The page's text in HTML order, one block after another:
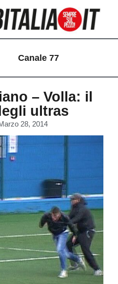
Canale 77
– Volla: il
ultras
28, 2014